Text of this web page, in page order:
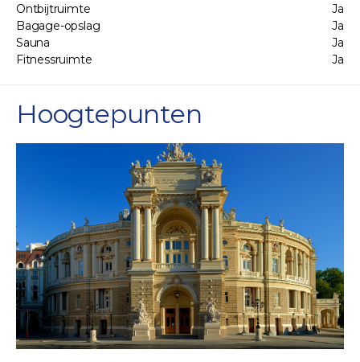
Ontbijtruimte
Ja
Bagage-opslag
Ja
Sauna
Ja
Fitnessruimte
Ja
Hoogtepunten